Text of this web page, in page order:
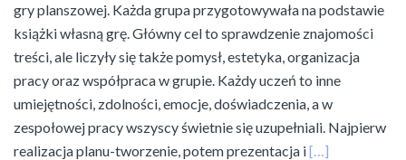
gry planszowej. Każda grupa przygotowywała na podstawie
książki własną grę. Główny cel to sprawdzenie znajomości
treści, ale liczyły się także pomysł, estetyka, organizacja
pracy oraz współpraca w grupie. Każdy uczeń to inne
umiejętności, zdolności, emocje, doświadczenia, a w
zespołowej pracy wszyscy świetnie się uzupełniali. Najpierw
realizacja planu-tworzenie, potem prezentacja i[…]